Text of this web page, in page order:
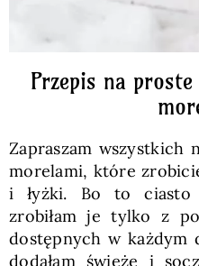
Przepis na
Zapraszam wszystkich
morelami, które
i łyżki. Bo to ciasto
zrobiłam je tylko z
dostępnych w każdym
dodałam świeże i